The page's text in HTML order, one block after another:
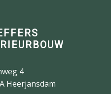
4
Heerjansdam